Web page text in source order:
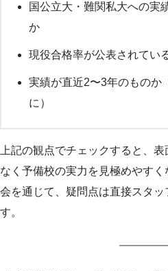
国公立大・難関私大への実
か
現役合格率が公表されてい
実績が直近2〜3年のものか
に）
上記の観点でチェックすると、
なく予備校の実力を見極めやす
会を通じて、疑問点は直接スタ
す。